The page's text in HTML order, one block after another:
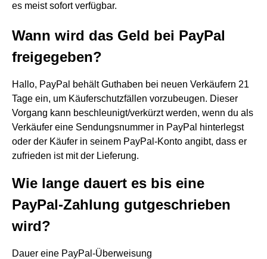
es meist sofort verfügbar.
Wann wird das Geld bei PayPal
freigegeben?
Hallo, PayPal behält Guthaben bei neuen Verkäufern 21
Tage ein, um Käuferschutzfällen vorzubeugen. Dieser
Vorgang kann beschleunigt/verkürzt werden, wenn du als
Verkäufer eine Sendungsnummer in PayPal hinterlegst
oder der Käufer in seinem PayPal-Konto angibt, dass er
zufrieden ist mit der Lieferung.
Wie lange dauert es bis eine
PayPal-Zahlung gutgeschrieben
wird?
Dauer eine PayPal-Überweisung